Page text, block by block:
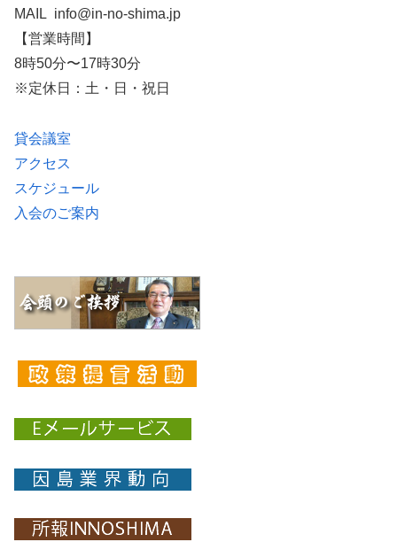
MAIL info@in-no-shima.jp
【営業時間】
8時50分〜17時30分
※定休日：土・日・祝日
貸会議室
アクセス
スケジュール
入会のご案内